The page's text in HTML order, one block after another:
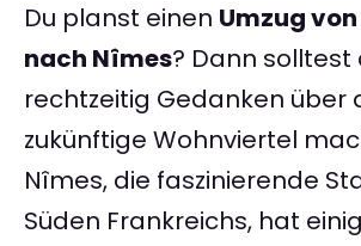
Du planst einen Umzug
nach Nîmes? Dann solltest
rechtzeitig Gedanken über
zukünftige Wohnviertel
Nîmes, die faszinierende
Süden Frankreichs, hat